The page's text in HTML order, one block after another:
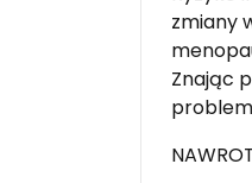
zmiany
Znając